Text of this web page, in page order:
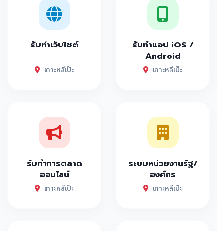
รับทำเว็บไซต์
เกาะหลีเป๊ะ
รับทำแอป iOS /
Android
เกาะหลีเป๊ะ
รับทำการตลาด
ออนไลน์
เกาะหลีเป๊ะ
ระบบหน่วยงานรัฐ/
องค์กร
เกาะหลีเป๊ะ